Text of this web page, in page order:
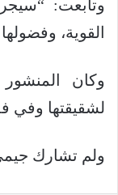
وتابعت:
القوية،
وكان
لشقيقتها وفي
ولم تشارك